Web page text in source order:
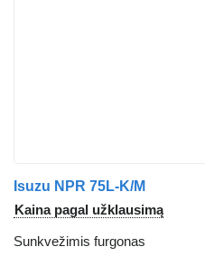
Isuzu NPR 75L-K/M
Kaina pagal užklausimą
Sunkvežimis furgonas